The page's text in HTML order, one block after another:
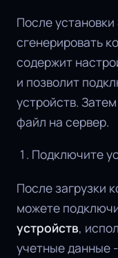
После
сгенерировать
содержит
и позволит
устройств.
файл на сервер.
Подключите
После загрузки
можете
устройств,
учетные данные